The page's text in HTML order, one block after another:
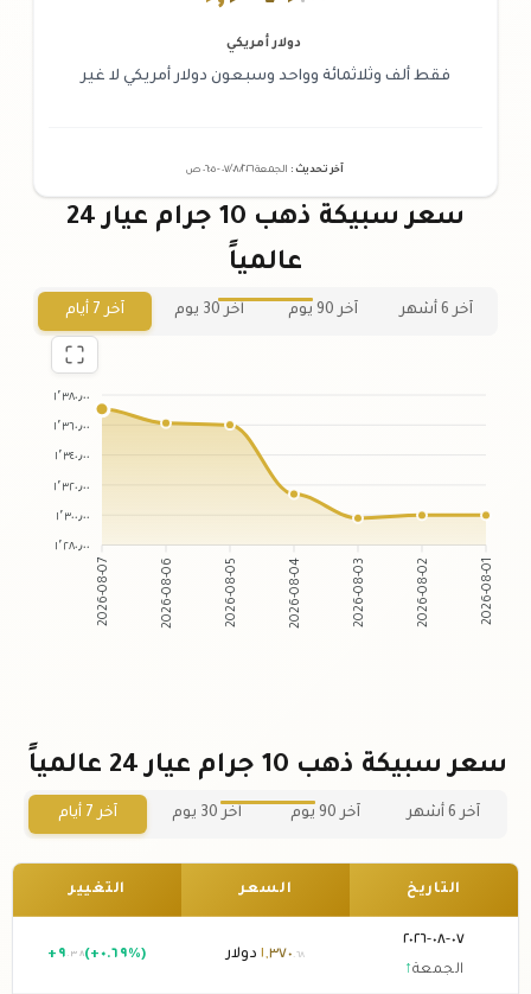
دولار أمريكي
فقط ألف وثلاثمائة وواحد وسبعون دولار أمريكي لا غير
آخر تحديث : الجمعة ٠٧ /٠٨/٢٠٢٦ - ٠٦:٠٥ ص
سعر سبيكة ذهب 10 جرام عيار 24
عالمياً
آخر 6 أشهر آخر 90 يوم آخر 30 يوم آخر 7 أيام
١٬٣٨٠٫٠٠
١٬٣٦٠٫٠٠
١٬٣٤٠٫٠٠
١٬٣٢٠٫٠٠
١٬٣٠٠٫٠٠
١٬٢٨٠٫٠٠
2026-08-07 2026-08-06 2026-08-05 2026-08-04 2026-08-03 2026-08-02 2026-08-01
سعر سبيكة ذهب 10 جرام عيار 24 عالمياً
آخر 6 أشهر آخر 90 يوم آخر 30 يوم آخر 7 أيام
التاريخ السعر التغيير
٠٧-٠٨-٢٠٢٦
الجمعة↑
١,٣٧٠ .٦٨ دولار + ٩ .٣٨ (+٠.٦٩%)